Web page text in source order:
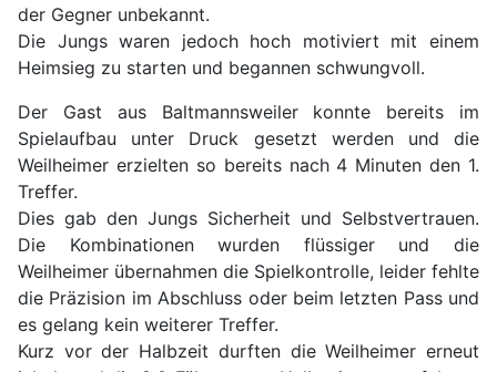
der Gegner unbekannt.
Die Jungs waren jedoch hoch motiviert mit einem
Heimsieg zu starten und begannen schwungvoll.
Der Gast aus Baltmannsweiler konnte bereits im
Spielaufbau unter Druck gesetzt werden und die
Weilheimer erzielten so bereits nach 4 Minuten den 1.
Treffer.
Dies gab den Jungs Sicherheit und Selbstvertrauen.
Die Kombinationen wurden flüssiger und die
Weilheimer übernahmen die Spielkontrolle, leider fehlte
die Präzision im Abschluss oder beim letzten Pass und
es gelang kein weiterer Treffer.
Kurz vor der Halbzeit durften die Weilheimer erneut